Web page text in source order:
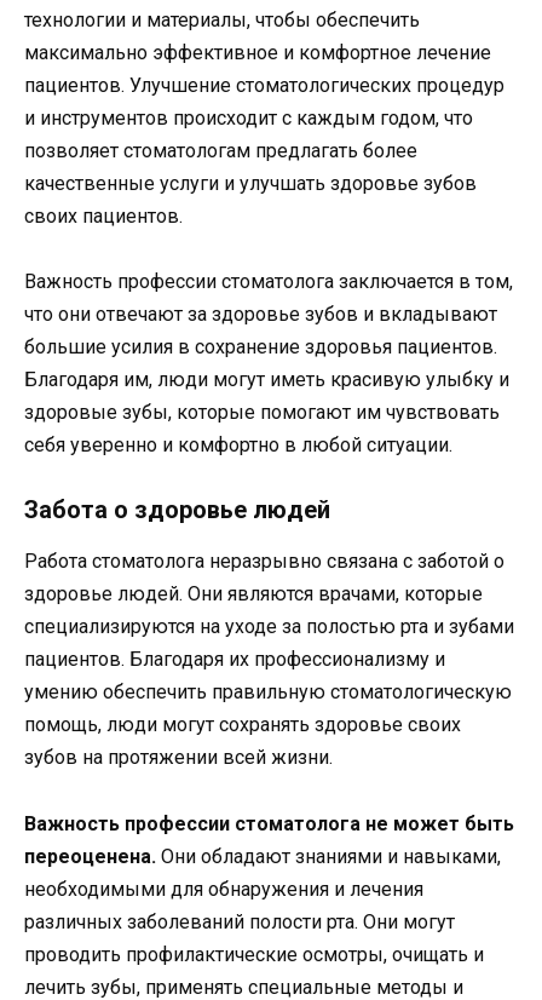
технологии и материалы, чтобы обеспечить
максимально эффективное и комфортное лечение
пациентов. Улучшение стоматологических процедур
и инструментов происходит с каждым годом, что
позволяет стоматологам предлагать более
качественные услуги и улучшать здоровье зубов
своих пациентов.
Важность профессии стоматолога заключается в том,
что они отвечают за здоровье зубов и вкладывают
большие усилия в сохранение здоровья пациентов.
Благодаря им, люди могут иметь красивую улыбку и
здоровые зубы, которые помогают им чувствовать
себя уверенно и комфортно в любой ситуации.
Забота о здоровье людей
Работа стоматолога неразрывно связана с заботой о
здоровье людей. Они являются врачами, которые
специализируются на уходе за полостью рта и зубами
пациентов. Благодаря их профессионализму и
умению обеспечить правильную стоматологическую
помощь, люди могут сохранять здоровье своих
зубов на протяжении всей жизни.
Важность профессии стоматолога не может быть
переоценена. Они обладают знаниями и навыками,
необходимыми для обнаружения и лечения
различных заболеваний полости рта. Они могут
проводить профилактические осмотры, очищать и
лечить зубы, применять специальные методы и